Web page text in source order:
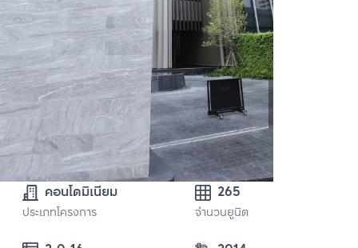
คอนโดมิเนียม
ประเภทโครงการ
265
จำนวนยูนิต